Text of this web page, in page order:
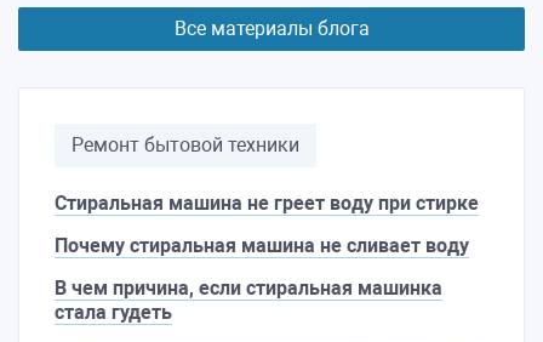
Все материалы блога
Ремонт бытовой техники
Стиральная машина не греет воду при стирке
Почему стиральная машина не сливает воду
В чем причина, если стиральная машинка
стала гудеть